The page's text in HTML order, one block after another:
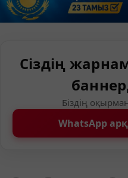
Сіздің
Біздің
WhatsApp